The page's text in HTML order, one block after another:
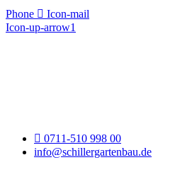
Zum
Inhalt
springen
Phone
Icon-mail
Icon-up-arrow1
0711-510 998 00
info@schillergartenbau.de